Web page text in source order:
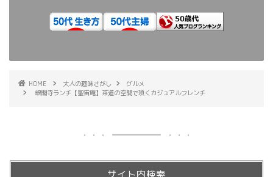
HOME 大人の趣味さがし
グルメ
銀閣寺ランチ【聖宙庵】茶道の空間で頂くカジュアルフレンチ
サイト内検索